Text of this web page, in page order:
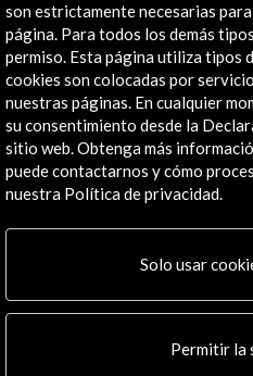
José Abascal, 4 - 4º
28003 Madrid, España
Canales de contacto
Explora
Institucional
Actividades
Programa PICE
Residencias
Multimedia
son estrictamente necesarias
página. Para todos los demás
permiso. Esta página utiliza tipos
cookies son colocadas por
nuestras páginas. En cualquier
su consentimiento desde la
sitio web. Obtenga más
puede contactarnos y cómo
nuestra Política de privacidad.
Solo usar
Permitir la